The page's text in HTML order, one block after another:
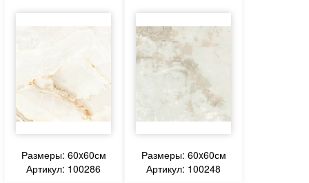
Размеры: 60x60см
Артикул: 100286
Размеры: 60x60см
Артикул: 100248